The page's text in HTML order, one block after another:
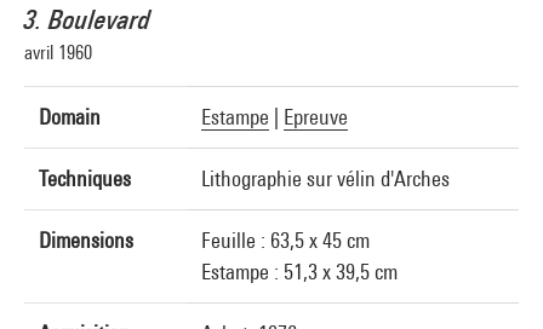
3. Boulevard
avril 1960
Domain Estampe Epreuve
Techniques Lithographie sur vélin d'Arches
Dimensions
Feuille : 63,5 x 45 cm
Estampe : 51,3 x 39,5 cm